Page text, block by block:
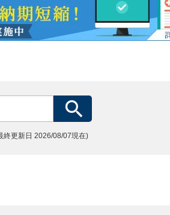
終更新日 2026/08/07現在)